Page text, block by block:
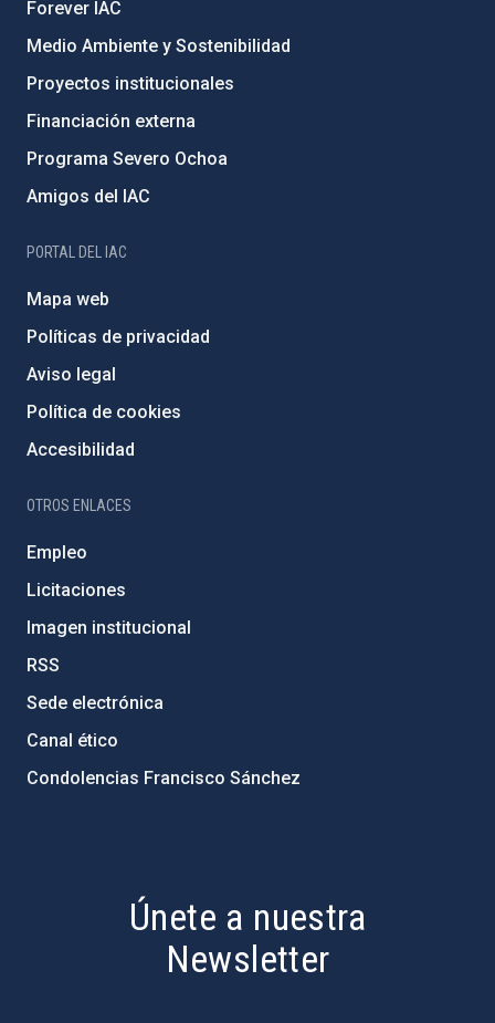
Forever IAC
Medio Ambiente y Sostenibilidad
Proyectos institucionales
Financiación externa
Programa Severo Ochoa
Amigos del IAC
PORTAL DEL IAC
Mapa web
Políticas de privacidad
Aviso legal
Política de cookies
Accesibilidad
OTROS ENLACES
Empleo
Licitaciones
Imagen institucional
RSS
Sede electrónica
Canal ético
Condolencias Francisco Sánchez
Únete a nuestra
Newsletter